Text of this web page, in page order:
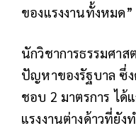
ของแรงงานทั้งหมด”
นักวิชาการธรรมศาส
ปัญหาของรัฐบาล ซึ่
ชอบ 2 มาตรการ ได้
แรงงานต่างด้าวที่ยัง